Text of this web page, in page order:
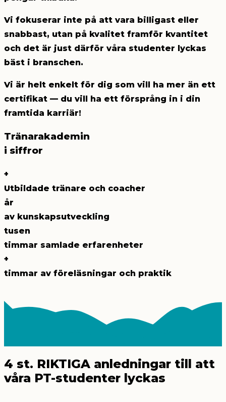
Vi fokuserar inte på att vara billigast eller
snabbast, utan på kvalitet framför kvantitet
och det är just därför våra studenter lyckas
bäst i branschen.
Vi är helt enkelt för dig som vill ha mer än ett
certifikat — du vill ha ett försprång in i din
framtida karriär!
Tränarakademin
i siffror
+
Utbildade tränare och coacher
år
av kunskapsutveckling
tusen
timmar samlade erfarenheter
+
timmar av föreläsningar och praktik
4 st. RIKTIGA anledningar till att
våra PT-studenter lyckas